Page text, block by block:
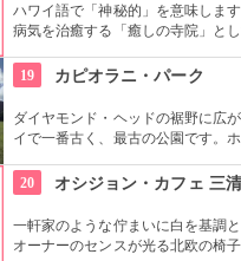
ハワイ語で「神秘的」を意味しま
病気を治癒する「癒しの寺院」と
れ、市民の憩いの場所になっていま
19 カピオラニ・パーク
ダイヤモンド・ヘッドの裾野に広
イで一番古く、最古の公園です。
て、クイーン・カピオラニの名前
20 オシジョン・カフェ 三
一軒家のような佇まいに白を基調
オーナーのセンスが光る北欧の椅